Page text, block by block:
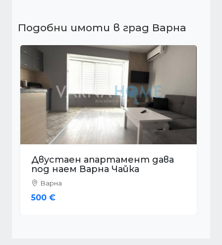
Подобни имоти в град Варна
Двустаен апартамент дава
под наем Варна Трошево
Варна
410 €